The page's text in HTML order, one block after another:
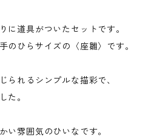
に道具がついたセットです。
のひらサイズの〈座雛〉です。
られるシンプルな描彩で、
た。
い雰囲気のひいなです。